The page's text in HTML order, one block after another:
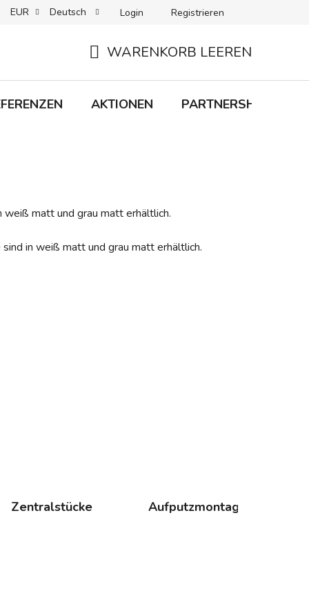
+ LIEFERUNG RÜCKGABEN B2C-BEDINGUNGEN
EUR Deutsch Login Registrieren
WARENKORB LEEREN
AKTIONEN PARTNERSHIP
weiß matt und grau matt erhältlich.
sind in weiß matt und grau matt erhältlich.
Zentralstücke Aufputzmontage